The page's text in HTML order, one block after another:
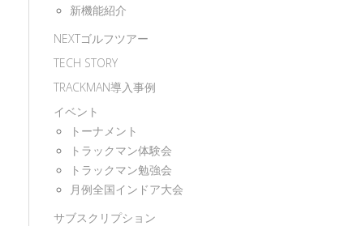
新機能紹介
NEXTゴルフツアー
TECH STORY
TRACKMAN導入事例
イベント
トーナメント
トラックマン体験会
トラックマン勉強会
月例全国インドア大会
サブスクリプション